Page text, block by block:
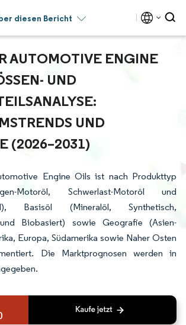
diesen Bericht
AUTOMOTIVE ENGINE
UND M
W
UND P
(2026–2031)
Engine Oils ist nach Produkttyp
Motoröl, Schwerlast-Motoröl und
Basisöl (Mineralöl, Synthetisch,
Biobasiert) sowie Geografie (Asien-
Europa, Südamerika sowie Naher Osten
Die Marktprognosen werden in